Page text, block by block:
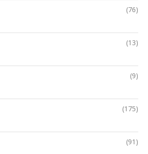
(76)
(13)
(9)
(175)
(91)